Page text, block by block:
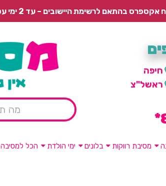
היישובים – עד 2 ימי עסקים, ועד 4 ימי עסקים למוצרים ממותגים. משלוח רגיל בתשלום או איסוף עצמי חינם.
חיפה
ראשל"צ
מסיבת רווקות בלונים ימי הולדת הכל למסיבה